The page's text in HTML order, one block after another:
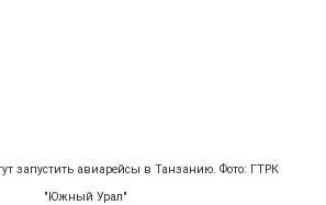
запустить авиарейсы в Танзанию. Фото: ГТРК
"Южный Урал"